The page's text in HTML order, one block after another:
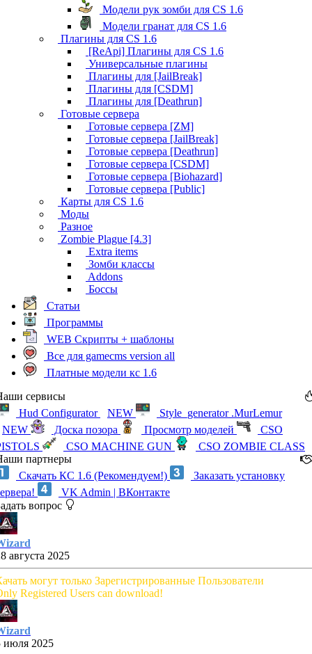
Модели рук зомби для CS 1.6
Модели гранат для CS 1.6
Плагины для CS 1.6
[ReApi] Плагины для CS 1.6
Универсальные плагины
Плагины для [JailBreak]
Плагины для [CSDM]
Плагины для [Deathrun]
Готовые сервера
Готовые сервера [ZM]
Готовые сервера [JailBreak]
Готовые сервера [Deathrun]
Готовые сервера [CSDM]
Готовые сервера [Biohazard]
Готовые сервера [Public]
Карты для CS 1.6
Моды
Разное
Zombie Plague [4.3]
Extra items
Зомби классы
Addons
Боссы
Статьи
Программы
WEB Скрипты + шаблоны
Все для gamecms version all
Платные модели кс 1.6
сервисы
Hud Configurator
NEW
Style_generator .MurLemur
NEW
Доска позора Просмотр моделей
CSO
CSO MACHINE GUN
CSO ZOMBIE CLASS
партнеры
Скачать КС 1.6 (Рекомендуем!)
Заказать установку
VK Admin | ВКонтакте
вопрос
августа 2025
могут только Зарегистрированные Пользователи
Registered Users can download!
июля 2025